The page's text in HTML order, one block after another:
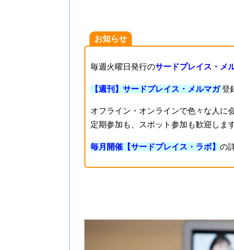
お知らせ
毎週火曜日発行のサードプレイス・メ
【週刊】サードプレイス・メルマガ 登
オフライン・オンラインで色々な人に
定期参加も、スポット参加も歓迎しま
毎月開催【サードプレイス・ラボ】 の